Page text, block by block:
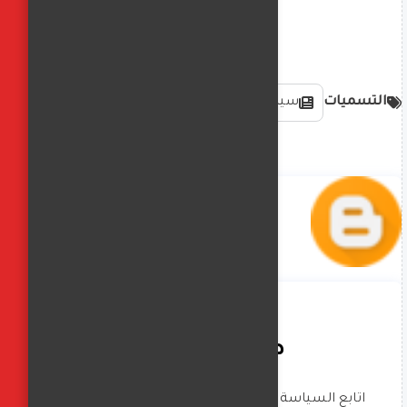
التسميات سياسة دولية وعالمية
صافيناز زادة